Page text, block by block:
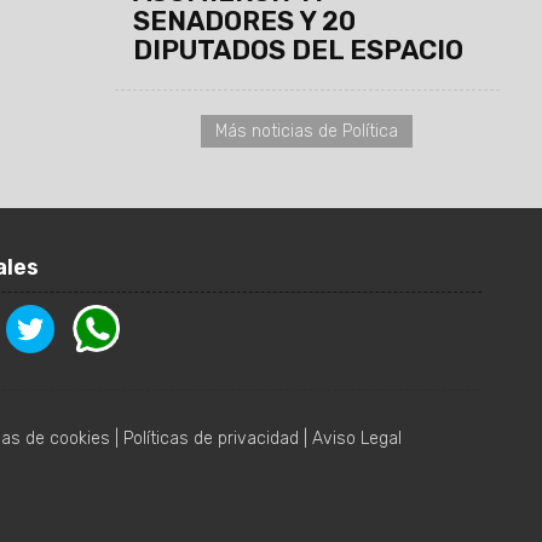
SENADORES Y 20
DIPUTADOS DEL ESPACIO
Más noticias de Política
de cookies Políticas de privacidad |Aviso Legal